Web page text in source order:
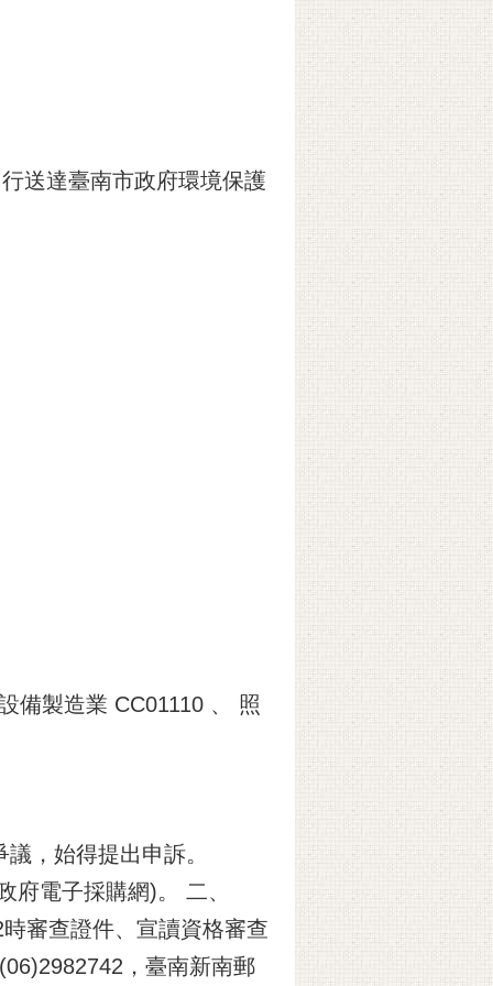
送達臺南市政府環境保護
備製造業 CC01110 、 照
，始得提出申訴。
電子採購網)。 二、
審查證件、宣讀資格審查
，臺南新南郵